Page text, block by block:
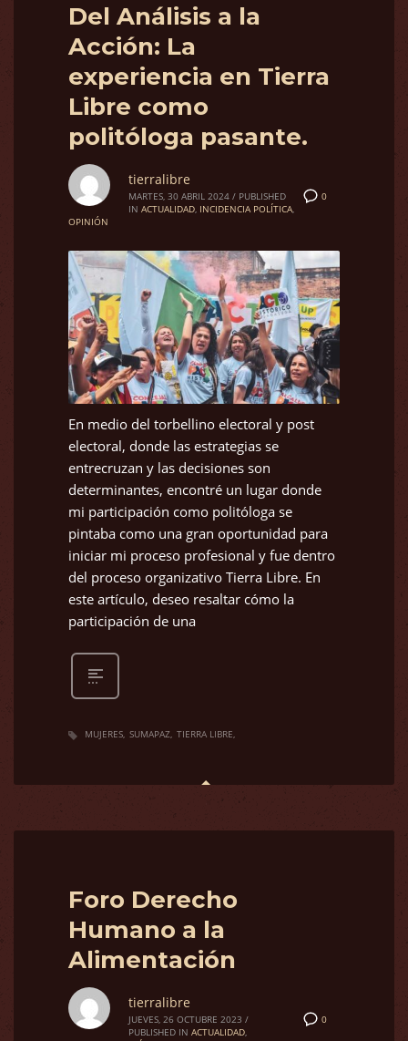
Del Análisis a la
Acción: La
experiencia en Tierra
Libre como
politóloga pasante.
0
tierralibre
MARTES, 30 ABRIL 2024 / PUBLISHED
IN ACTUALIDAD INCIDENCIA POLÍTICA
OPINIÓN
En medio del torbellino electoral y post
electoral, donde las estrategias se
entrecruzan y las decisiones son
determinantes, encontré un lugar donde
mi participación como politóloga se
pintaba como una gran oportunidad para
iniciar mi proceso profesional y fue dentro
del proceso organizativo Tierra Libre. En
este artículo, deseo resaltar cómo la
participación de una
MUJERES SUMAPAZ TIERRA LIBRE
Foro Derecho
Humano a la
Alimentación
0
tierralibre
JUEVES, 26 OCTUBRE 2023 /
PUBLISHED IN ACTUALIDAD